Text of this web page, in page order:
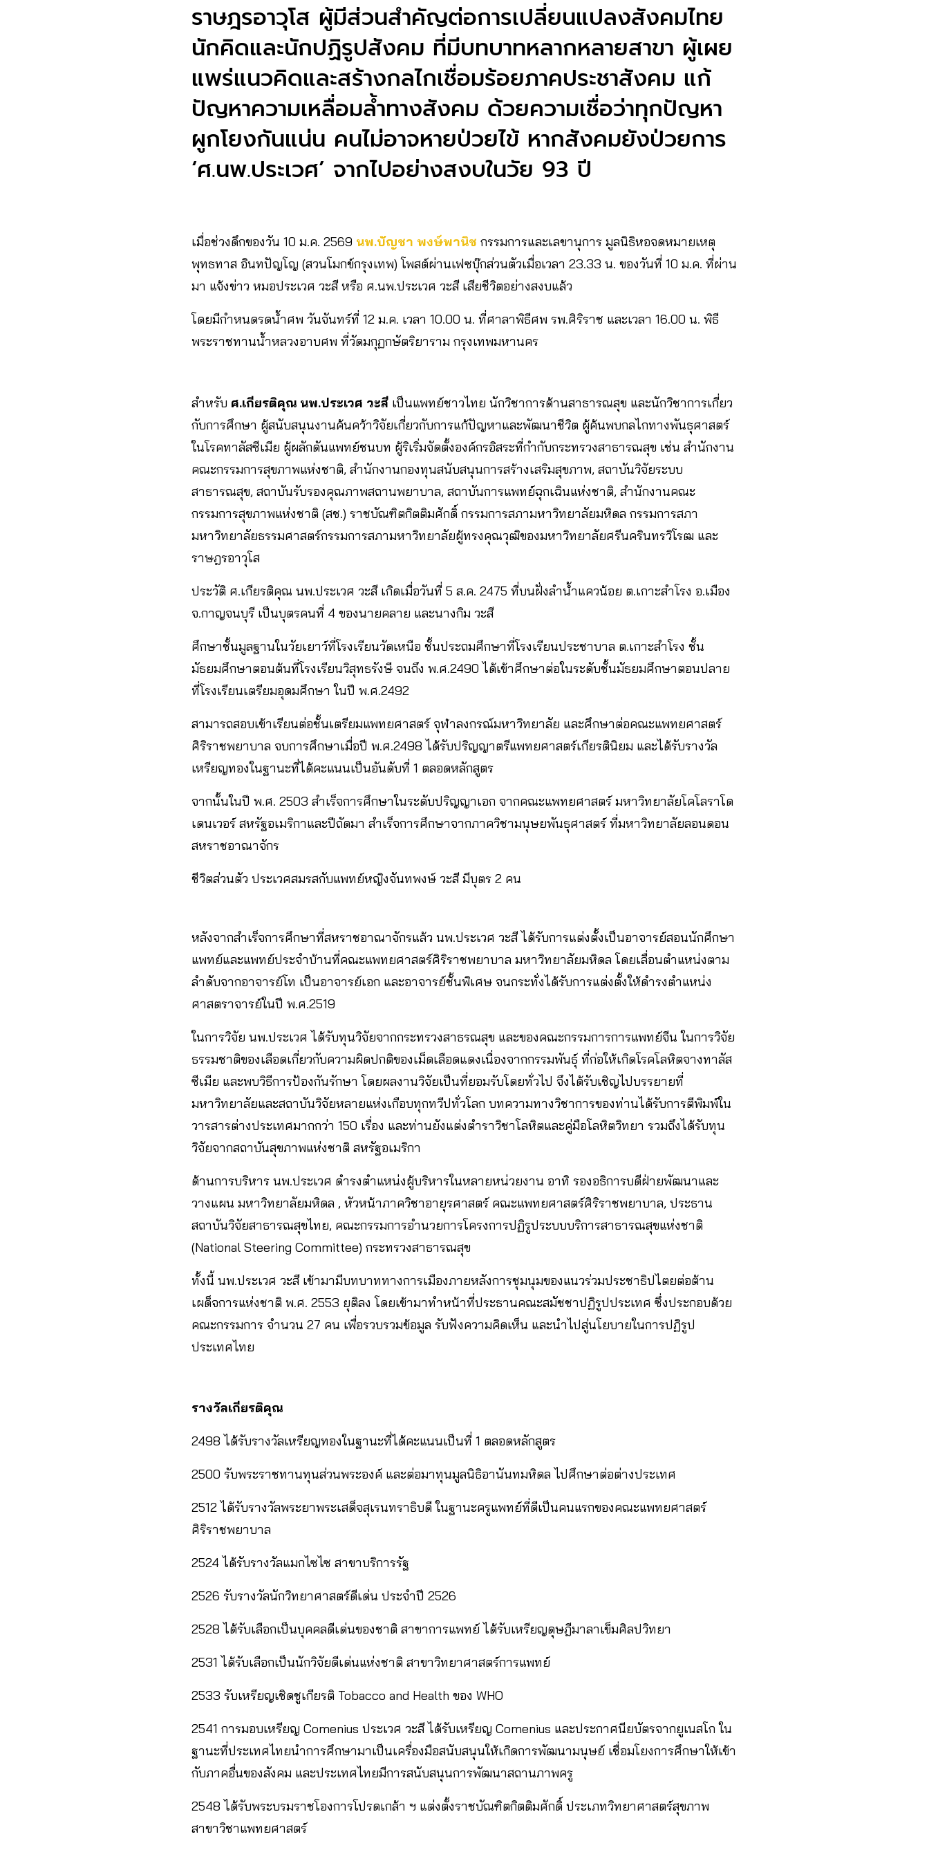
ราษฎรอาวุโส ผู้มีส่วนสำคัญต่อการเปลี่ยนแปลงสังคมไทย
นักคิดและนักปฏิรูปสังคม ที่มีบทบาทหลากหลายสาขา ผู้เผย
แพร่แนวคิดและสร้างกลไกเชื่อมร้อยภาคประชาสังคม แก้
ปัญหาความเหลื่อมล้ำทางสังคม ด้วยความเชื่อว่าทุกปัญหา
ผูกโยงกันแน่น คนไม่อาจหายป่วยไข้ หากสังคมยังป่วยการ
‘ศ.นพ.ประเวศ’ จากไปอย่างสงบในวัย 93 ปี
เมื่อช่วงดึกของวัน 10 ม.ค. 2569 นพ.บัญชา พงษ์พานิช กรรมการและเลขานุการ มูลนิธิหอจดหมายเหตุ
พุทธทาส อินทปัญโญ (สวนโมกข์กรุงเทพ) โพสต์ผ่านเฟซบุ๊กส่วนตัวเมื่อเวลา 23.33 น. ของวันที่ 10 ม.ค. ที่ผ่าน
มา แจ้งข่าว หมอประเวศ วะสี หรือ ศ.นพ.ประเวศ วะสี เสียชีวิตอย่างสงบแล้ว
โดยมีกำหนดรดน้ำศพ วันจันทร์ที่ 12 ม.ค. เวลา 10.00 น. ที่ศาลาพิธีศพ รพ.ศิริราช และเวลา 16.00 น. พิธี
พระราชทานน้ำหลวงอาบศพ ที่วัดมกุฏกษัตริยาราม กรุงเทพมหานคร
สำหรับ ศ.เกียรติคุณ นพ.ประเวศ วะสี เป็นแพทย์ชาวไทย นักวิชาการด้านสาธารณสุข และนักวิชาการเกี่ยว
กับการศึกษา ผู้สนับสนุนงานค้นคว้าวิจัยเกี่ยวกับการแก้ปัญหาและพัฒนาชีวิต ผู้ค้นพบกลไกทางพันธุศาสตร์
ในโรคทาลัสซีเมีย ผู้ผลักดันแพทย์ชนบท ผู้ริเริ่มจัดตั้งองค์กรอิสระที่กำกับกระทรวงสาธารณสุข เช่น สำนักงาน
คณะกรรมการสุขภาพแห่งชาติ, สำนักงานกองทุนสนับสนุนการสร้างเสริมสุขภาพ, สถาบันวิจัยระบบ
สาธารณสุข, สถาบันรับรองคุณภาพสถานพยาบาล, สถาบันการแพทย์ฉุกเฉินแห่งชาติ, สำนักงานคณะ
กรรมการสุขภาพแห่งชาติ (สช.) ราชบัณฑิตกิตติมศักดิ์ กรรมการสภามหาวิทยาลัยมหิดล กรรมการสภา
มหาวิทยาลัยธรรมศาสตร์กรรมการสภามหาวิทยาลัยผู้ทรงคุณวุฒิของมหาวิทยาลัยศรีนครินทรวิโรฒ และ
ราษฎรอาวุโส
ประวัติ ศ.เกียรติคุณ นพ.ประเวศ วะสี เกิดเมื่อวันที่ 5 ส.ค. 2475 ที่บนฝั่งลำน้ำแควน้อย ต.เกาะสำโรง อ.เมือง
จ.กาญจนบุรี เป็นบุตรคนที่ 4 ของนายคลาย และนางกิม วะสี
ศึกษาชั้นมูลฐานในวัยเยาว์ที่โรงเรียนวัดเหนือ ชั้นประถมศึกษาที่โรงเรียนประชาบาล ต.เกาะสำโรง ชั้น
มัธยมศึกษาตอนต้นที่โรงเรียนวิสุทธรังษี จนถึง พ.ศ.2490 ได้เข้าศึกษาต่อในระดับชั้นมัธยมศึกษาตอนปลาย
ที่โรงเรียนเตรียมอุดมศึกษา ในปี พ.ศ.2492
สามารถสอบเข้าเรียนต่อชั้นเตรียมแพทยศาสตร์ จุฬาลงกรณ์มหาวิทยาลัย และศึกษาต่อคณะแพทยศาสตร์
ศิริราชพยาบาล จบการศึกษาเมื่อปี พ.ศ.2498 ได้รับปริญญาตรีแพทยศาสตร์เกียรตินิยม และได้รับรางวัล
เหรียญทองในฐานะที่ได้คะแนนเป็นอันดับที่ 1 ตลอดหลักสูตร
จากนั้นในปี พ.ศ. 2503 สำเร็จการศึกษาในระดับปริญญาเอก จากคณะแพทยศาสตร์ มหาวิทยาลัยโคโลราโด
เดนเวอร์ สหรัฐอเมริกาและปีถัดมา สำเร็จการศึกษาจากภาควิชามนุษยพันธุศาสตร์ ที่มหาวิทยาลัยลอนดอน
สหราชอาณาจักร
ชีวิตส่วนตัว ประเวศสมรสกับแพทย์หญิงจันทพงษ์ วะสี มีบุตร 2 คน
หลังจากสำเร็จการศึกษาที่สหราชอาณาจักรแล้ว นพ.ประเวศ วะสี ได้รับการแต่งตั้งเป็นอาจารย์สอนนักศึกษา
แพทย์และแพทย์ประจำบ้านที่คณะแพทยศาสตร์ศิริราชพยาบาล มหาวิทยาลัยมหิดล โดยเลื่อนตำแหน่งตาม
ลำดับจากอาจารย์โท เป็นอาจารย์เอก และอาจารย์ชั้นพิเศษ จนกระทั่งได้รับการแต่งตั้งให้ดำรงตำแหน่ง
ศาสตราจารย์ในปี พ.ศ.2519
ในการวิจัย นพ.ประเวศ ได้รับทุนวิจัยจากกระทรวงสาธรณสุข และของคณะกรรมการการแพทย์จีน ในการวิจัย
ธรรมชาติของเลือดเกี่ยวกับความผิดปกติของเม็ดเลือดแดงเนื่องจากกรรมพันธุ์ ที่ก่อให้เกิดโรคโลหิตจางทาลัส
ซีเมีย และพบวิธีการป้องกันรักษา โดยผลงานวิจัยเป็นที่ยอมรับโดยทั่วไป จึงได้รับเชิญไปบรรยายที่
มหาวิทยาลัยและสถาบันวิจัยหลายแห่งเกือบทุกทวีปทั่วโลก บทความทางวิชาการของท่านได้รับการตีพิมพ์ใน
วารสารต่างประเทศมากกว่า 150 เรื่อง และท่านยังแต่งตำราวิชาโลหิตและคู่มือโลหิตวิทยา รวมถึงได้รับทุน
วิจัยจากสถาบันสุขภาพแห่งชาติ สหรัฐอเมริกา
ด้านการบริหาร นพ.ประเวศ ดำรงตำแหน่งผู้บริหารในหลายหน่วยงาน อาทิ รองอธิการบดีฝ่ายพัฒนาและ
วางแผน มหาวิทยาลัยมหิดล , หัวหน้าภาควิชาอายุรศาสตร์ คณะแพทยศาสตร์ศิริราชพยาบาล, ประธาน
สถาบันวิจัยสาธารณสุขไทย, คณะกรรมการอำนวยการโครงการปฏิรูประบบบริการสาธารณสุขแห่งชาติ
(National Steering Committee) กระทรวงสาธารณสุข
ทั้งนี้ นพ.ประเวศ วะสี เข้ามามีบทบาททางการเมืองภายหลังการชุมนุมของแนวร่วมประชาธิปไตยต่อต้าน
เผด็จการแห่งชาติ พ.ศ. 2553 ยุติลง โดยเข้ามาทำหน้าที่ประธานคณะสมัชชาปฏิรูปประเทศ ซึ่งประกอบด้วย
คณะกรรมการ จำนวน 27 คน เพื่อรวบรวมข้อมูล รับฟังความคิดเห็น และนำไปสู่นโยบายในการปฏิรูป
ประเทศไทย
รางวัลเกียรติคุณ
2498 ได้รับรางวัลเหรียญทองในฐานะที่ได้คะแนนเป็นที่ 1 ตลอดหลักสูตร
2500 รับพระราชทานทุนส่วนพระองค์ และต่อมาทุนมูลนิธิอานันทมหิดล ไปศึกษาต่อต่างประเทศ
2512 ได้รับรางวัลพระยาพระเสด็จสุเรนทราธิบดี ในฐานะครูแพทย์ที่ดีเป็นคนแรกของคณะแพทยศาสตร์
ศิริราชพยาบาล
2524 ได้รับรางวัลแมกไซไซ สาขาบริการรัฐ
2526 รับรางวัลนักวิทยาศาสตร์ดีเด่น ประจำปี 2526
2528 ได้รับเลือกเป็นบุคคลดีเด่นของชาติ สาขาการแพทย์ ได้รับเหรียญดุษฎีมาลาเข็มศิลปวิทยา
2531 ได้รับเลือกเป็นนักวิจัยดีเด่นแห่งชาติ สาขาวิทยาศาสตร์การแพทย์
2533 รับเหรียญเชิดชูเกียรติ Tobacco and Health ของ WHO
2541 การมอบเหรียญ Comenius ประเวศ วะสี ได้รับเหรียญ Comenius และประกาศนียบัตรจากยูเนสโก ใน
ฐานะที่ประเทศไทยนำการศึกษามาเป็นเครื่องมือสนับสนุนให้เกิดการพัฒนามนุษย์ เชื่อมโยงการศึกษาให้เข้า
กับภาคอื่นของสังคม และประเทศไทยมีการสนับสนุนการพัฒนาสถานภาพครู
2548 ได้รับพระบรมราชโองการโปรดเกล้า ฯ แต่งตั้งราชบัณฑิตกิตติมศักดิ์ ประเภทวิทยาศาสตร์สุขภาพ
สาขาวิชาแพทยศาสตร์